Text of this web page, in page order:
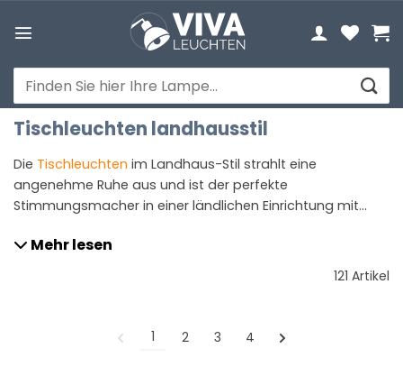
Inhalt
Suchen
nach:
Tischleuchten landhausstil
Die Tischleuchten im Landhaus-Stil strahlt eine
angenehme Ruhe aus und ist der perfekte
Stimmungsmacher in einer ländlichen Einrichtung mit
Lieblingsstelle und erkennen Sie die subtile Bauform und
die angenehme Art ein Raum mit Licht auszufüllen.
Mehr lesen
121 Artikel
1 2 3 4